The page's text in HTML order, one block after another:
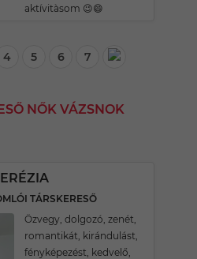
aktívitàsom 😉😄
4 5 6 7
NŐK VÁZSNOK
TÁRSKERESŐ
Özvegy, dolgozó, zenét,
romantikát, kirándulást,
fényképezést, kedvelő,